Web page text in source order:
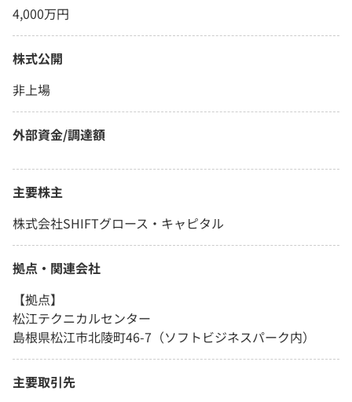
4,000万円
株式公開
非上場
外部資金/調達額
主要株主
株式会社SHIFTグロース・キャピタル
拠点・関連会社
【拠点】
松江テクニカルセンター
島根県松江市北陵町46-7（ソフトビジネスパーク内）
主要取引先